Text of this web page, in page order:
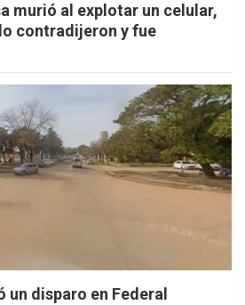
murió al explotar un celular,
contradijeron y fue
disparo en Federal